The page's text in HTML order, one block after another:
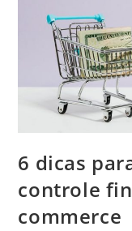
6 dicas
controle
commerce